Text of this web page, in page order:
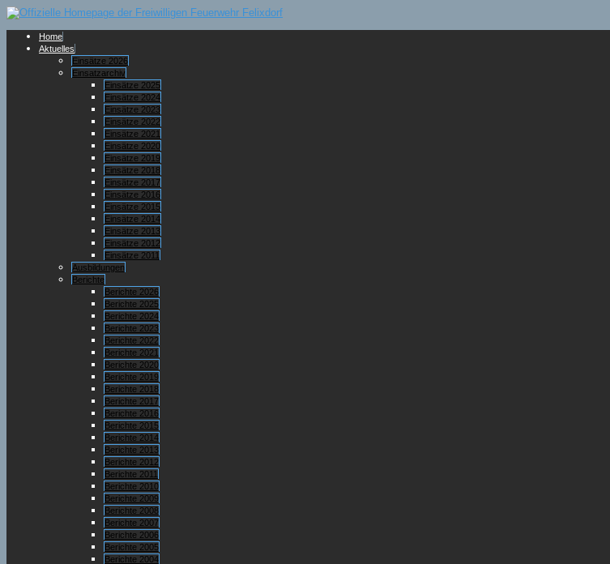
Home
Aktuelles
Einsätze 2026
Einsatzarchiv
Einsätze 2025
Einsätze 2024
Einsätze 2023
Einsätze 2022
Einsätze 2021
Einsätze 2020
Einsätze 2019
Einsätze 2018
Einsätze 2017
Einsätze 2016
Einsätze 2015
Einsätze 2014
Einsätze 2013
Einsätze 2012
Einsätze 2011
Ausbildungen
Berichte
Berichte 2026
Berichte 2025
Berichte 2024
Berichte 2023
Berichte 2022
Berichte 2021
Berichte 2020
Berichte 2019
Berichte 2018
Berichte 2017
Berichte 2016
Berichte 2015
Berichte 2014
Berichte 2013
Berichte 2012
Berichte 2011
Berichte 2010
Berichte 2009
Berichte 2008
Berichte 2007
Berichte 2006
Berichte 2005
Berichte 2004